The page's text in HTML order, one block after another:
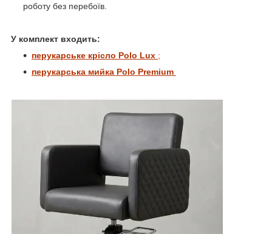
роботу без перебоїв.
У комплект входить:
перукарське крісло Polo Lux ;
перукарська мийка Polo Premium